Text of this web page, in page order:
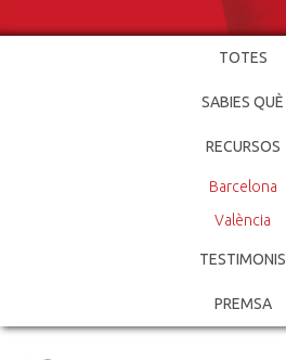
TOTES
SABIES QUÈ
RECURSOS
Barcelona
València
TESTIMONIS
PREMSA